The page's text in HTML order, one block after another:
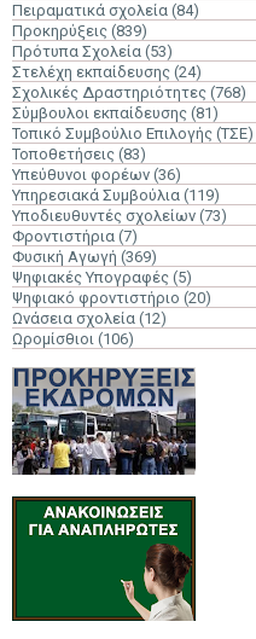
Πειραματικά σχολεία (84)
Προκηρύξεις (839)
Πρότυπα Σχολεία (53)
Στελέχη εκπαίδευσης (24)
Σχολικές Δραστηριότητες (768)
Σύμβουλοι εκπαίδευσης (81)
Τοπικό Συμβούλιο Επιλογής (ΤΣΕ)
Τοποθετήσεις (83)
Υπεύθυνοι φορέων (36)
Υπηρεσιακά Συμβούλια (119)
Υποδιευθυντές σχολείων (73)
Φροντιστήρια (7)
Φυσική Αγωγή (369)
Ψηφιακές Υπογραφές (5)
Ψηφιακό φροντιστήριο (20)
Ωνάσεια σχολεία (12)
Ωρομίσθιοι (106)